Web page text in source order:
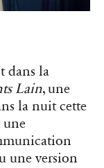
dans la
Lain, une
la nuit cette
une
une version